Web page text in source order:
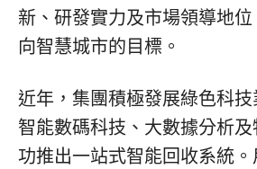
新、研發實力及市場領導地
向智慧城市的目標。
近年，集團積極發展綠色科
智能數碼科技、大數據分析
功推出一站式智能回收系統